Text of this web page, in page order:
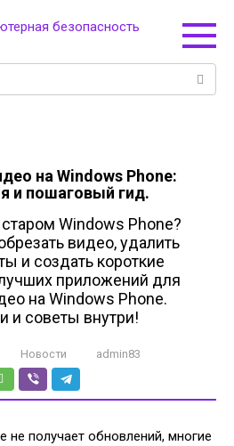
на Windows Phone:
и пошаговый гид.
Windows Phone?
видео, удалить
и создать короткие
приложений для
на Windows Phone.
и советы внутри!
Новости admin83
не получает обновлений, многие